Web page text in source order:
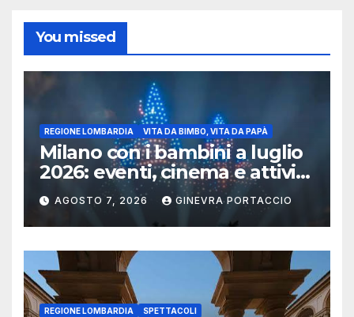
You missed
REGIONE LOMBARDIA VITA DA BIMBO, VITA DA PAPÀ
Milano con i bambini a luglio
2026: eventi, cinema e attività
per famiglie
AGOSTO 7, 2026 GINEVRA PORTACCIO
REGIONE LOMBARDIA SPETTACOLI